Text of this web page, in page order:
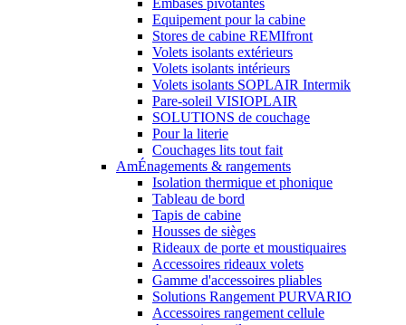
Embases pivotantes
Equipement pour la cabine
Stores de cabine REMIfront
Volets isolants extérieurs
Volets isolants intérieurs
Volets isolants SOPLAIR Intermik
Pare-soleil VISIOPLAIR
SOLUTIONS de couchage
Pour la literie
Couchages lits tout fait
AmÉnagements & rangements
Isolation thermique et phonique
Tableau de bord
Tapis de cabine
Housses de sièges
Rideaux de porte et moustiquaires
Accessoires rideaux volets
Gamme d'accessoires pliables
Solutions Rangement PURVARIO
Accessoires rangement cellule